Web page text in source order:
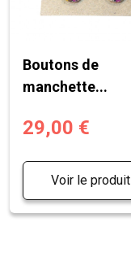
Boutons de
manchette...
29,00 €
Voir le produit